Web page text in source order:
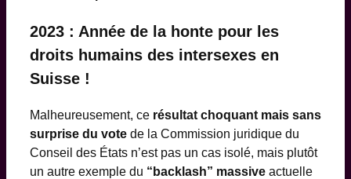
2023 : Année de la honte pour les
droits humains des intersexes en
Suisse !
Malheureusement, ce résultat choquant mais sans
surprise du vote de la Commission juridique du
Conseil des États n’est pas un cas isolé, mais plutôt
un autre exemple du “backlash” massive actuelle